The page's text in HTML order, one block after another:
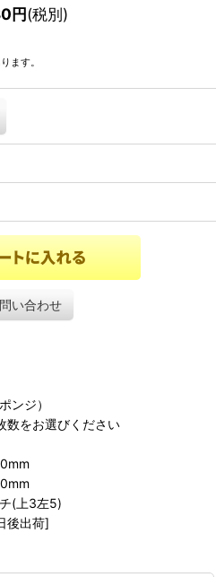
円(税別)
ます。
い合わせ
ンジ）
数をお選びください
(上3左5)
後出荷]